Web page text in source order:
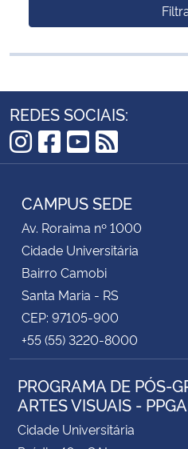
REDES SOCIAIS:
Instagram
Facebook
YouTube
RSS
CAMPUS SEDE
Av. Roraima nº 1000
Cidade Universitária
Bairro Camobi
Santa Maria - RS
CEP: 97105-900
+55 (55) 3220-8000
PROGRAMA DE PÓS-
ARTES VISUAIS -
Cidade Universitária